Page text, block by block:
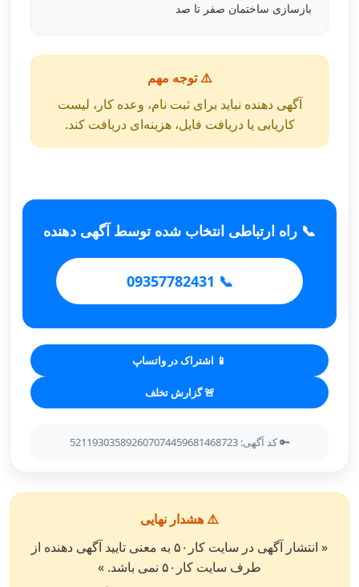
بازسازی ساختمان صفر تا صد
⚠️ توجه مهم
آگهی دهنده نباید برای ثبت نام، وعده کار، لیست
کاریابی یا دریافت فایل، هزینه‌ای دریافت کند.
📞 راه ارتباطی انتخاب شده توسط آگهی دهنده
📞 09357782431
📱 اشتراک در واتساپ
🚨 گزارش تخلف
🔑 کد آگهی: 521193035892607074459681468723
⚠️ هشدار نهایی
« انتشار آگهی در سایت کار۵۰ به معنی تایید آگهی دهنده از
طرف سایت کار۵۰ نمی باشد. »